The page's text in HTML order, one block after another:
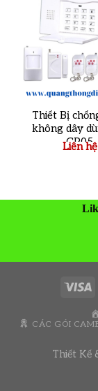
Thiết Bị
không dây
GP05
Liên hệ
CÁC GÓI
Thiết Kế